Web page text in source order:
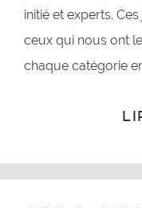
initié et experts.
ceux qui nous ont
chaque catégorie